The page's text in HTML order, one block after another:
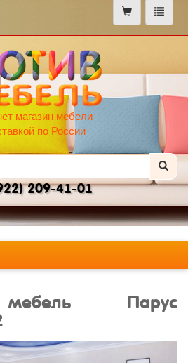
меню
магазин мебели
по России
209-41-01
Парус